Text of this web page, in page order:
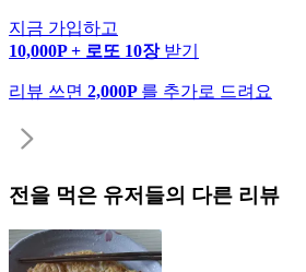
지금 가입하고
10,000P + 로또 10장 받기
리뷰 쓰면 2,000P 를 추가로 드려요
전을 먹은 유저들의 다른 리뷰